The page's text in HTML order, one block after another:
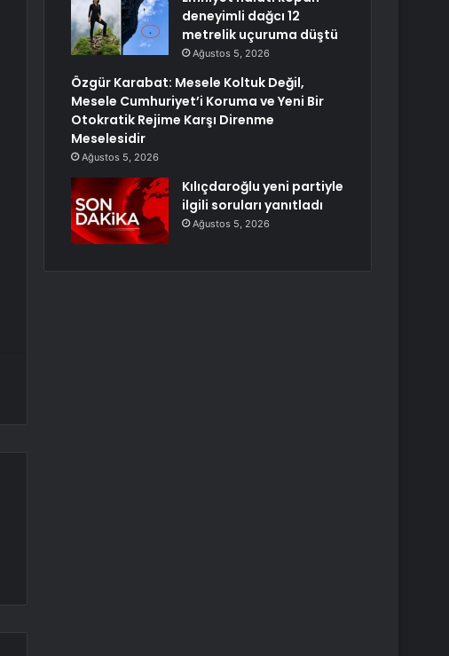
deneyimli dağcı 12
metrelik uçuruma düştü
Ağustos 5, 2026
Özgür Karabat: Mesele Koltuk Değil,
Mesele Cumhuriyet’i Koruma ve Yeni Bir
Otokratik Rejime Karşı Direnme
Meselesidir
Ağustos 5, 2026
Kılıçdaroğlu yeni partiyle
ilgili soruları yanıtladı
Ağustos 5, 2026